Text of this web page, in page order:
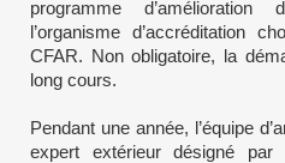
programme
l’organisme d’accréditation
CFAR. Non obligatoire, la
long cours.
Pendant une année, l’équipe
expert extérieur désigné